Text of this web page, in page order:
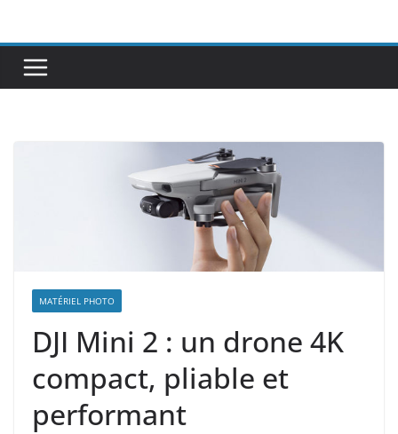
contenu
MATÉRIEL PHOTO
DJI Mini 2 : un drone 4K
compact, pliable et
performant